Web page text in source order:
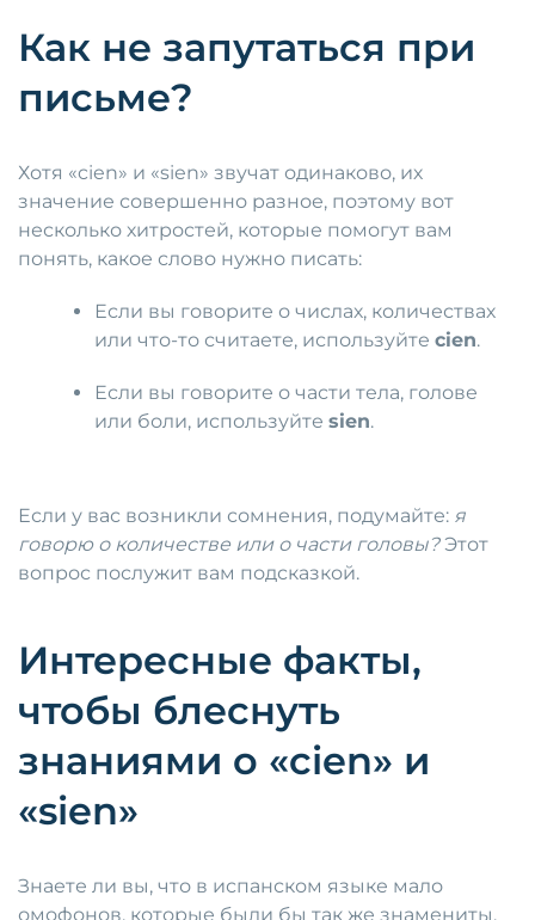
Как не запутаться при
письме?
Хотя «cien» и «sien» звучат одинаково, их
значение совершенно разное, поэтому вот
несколько хитростей, которые помогут вам
понять, какое слово нужно писать:
Если вы говорите о числах, количествах
или что-то считаете, используйтеcien.
Если вы говорите о части тела, голове
или боли, используйтеsien.
Если у вас возникли сомнения, подумайте: я
говорю о количестве или о части головы?Этот
вопрос послужит вам подсказкой.
Интересные факты,
чтобы блеснуть
знаниями о «cien» и
«sien»
Знаете ли вы, что в испанском языке мало
омофонов, которые были бы так же знамениты,